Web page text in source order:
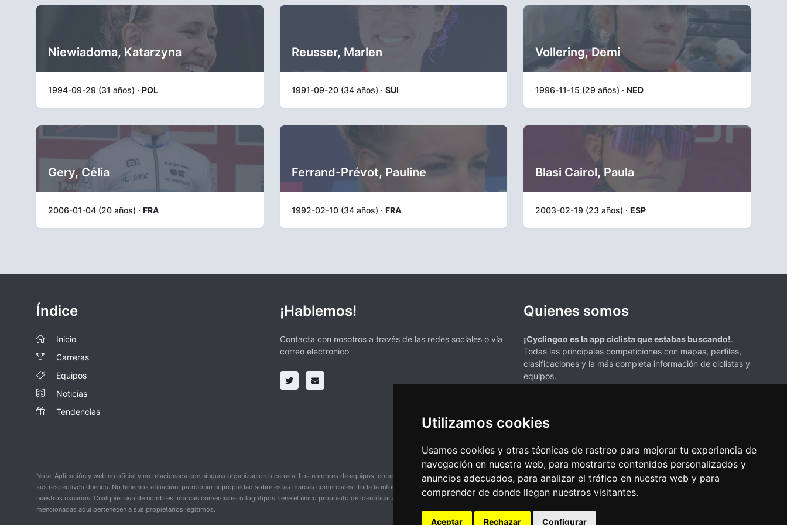
Utilizamos cookies
Usamos cookies y otras técnicas de rastreo para mejorar tu experiencia de
navegación en nuestra web, para mostrarte contenidos personalizados y
anuncios adecuados, para analizar el tráfico en nuestra web y para
comprender de donde llegan nuestros visitantes.
Aceptar Rechazar Configurar
Niewiadoma, Katarzyna
1994-09-29 (31 años) · POL
Reusser, Marlen
1991-09-20 (34 años) · SUI
Vollering, Demi
1996-11-15 (29 años) · NED
Gery, Célia
2006-01-04 (20 años) · FRA
Ferrand-Prévot, Pauline
1992-02-10 (34 años) · FRA
Blasi Cairol, Paula
2003-02-19 (23 años) · ESP
Índice
Inicio
Carreras
Equipos
Noticias
Tendencias
¡Hablemos!
Contacta con nosotros a través de las redes sociales o vía
correo electronico
Quienes somos
¡Cyclingoo es la app ciclista que estabas buscando!.
Todas las principales competiciones con mapas, perfiles,
clasificaciones y la más completa información de ciclistas y
equipos.
Nota: Aplicación y web no oficial y no relacionada con ninguna organización o carrera. Los nombres de equipos, competiciones, marcas comerciales y logotipos mencionados en esta página de resultados de ciclismo son propiedad de
sus respectivos dueños. No tenemos afiliación, patrocinio ni propiedad sobre estas marcas comerciales. Toda la información proporcionada en esta página se presenta únicamente con fines informativos y para la conveniencia de
nuestros usuarios. Cualquier uso de nombres, marcas comerciales o logotipos tiene el único propósito de identificar equipos y competiciones y no implica asociación o respaldo. Todos los derechos de las marcas comerciales
mencionadas aquí pertenecen a sus propietarios legítimos.